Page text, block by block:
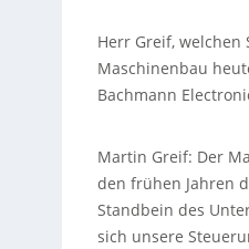
Herr Greif,
Maschinenbau
Bachmann
Martin Greif: Der
den frühen Jahren
Standbein des
sich unsere